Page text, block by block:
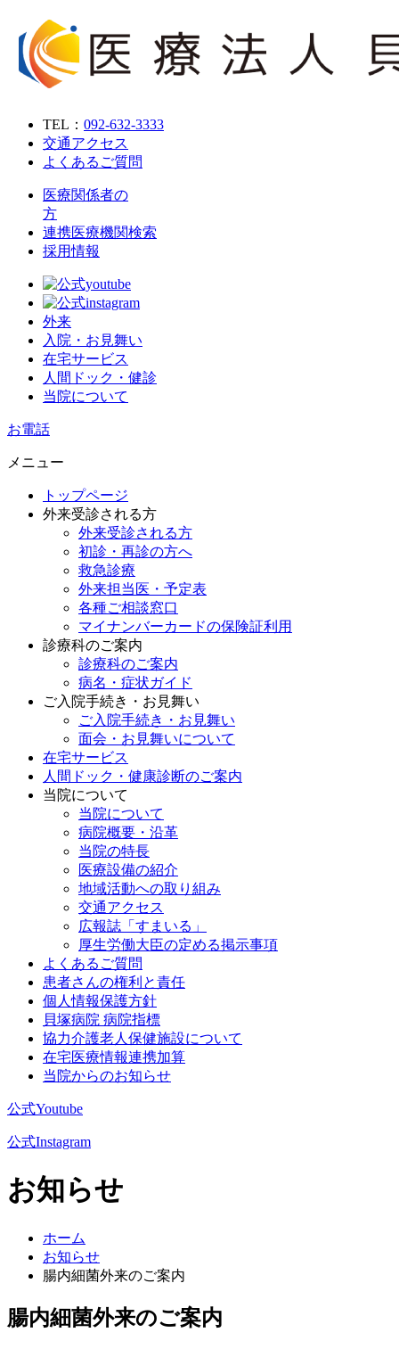
TEL： 092-632-3333
交通アクセス
よくあるご質問
医療関係者の
方
連携医療機関検索
採用情報
外来
入院・お見舞い
在宅サービス
人間ドック・健診
当院について
お電話
メニュー
トップページ
外来受診される方
外来受診される方
初診・再診の方へ
救急診療
外来担当医・予定表
各種ご相談窓口
マイナンバーカードの保険証利用
診療科のご案内
診療科のご案内
病名・症状ガイド
ご入院手続き・お見舞い
ご入院手続き・お見舞い
面会・お見舞いについて
在宅サービス
人間ドック・健康診断のご案内
当院について
当院について
病院概要・沿革
当院の特長
医療設備の紹介
地域活動への取り組み
交通アクセス
広報誌「すまいる」
厚生労働大臣の定める掲示事項
よくあるご質問
患者さんの権利と責任
個人情報保護方針
貝塚病院 病院指標
協力介護老人保健施設について
在宅医療情報連携加算
当院からのお知らせ
公式Youtube
公式Instagram
お知らせ
ホーム
お知らせ
腸内細菌外来のご案内
腸内細菌外来のご案内